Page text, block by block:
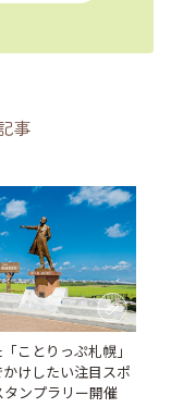
事
ことりっぷ札幌」
けしたい注目スポ
タンプラリー開催